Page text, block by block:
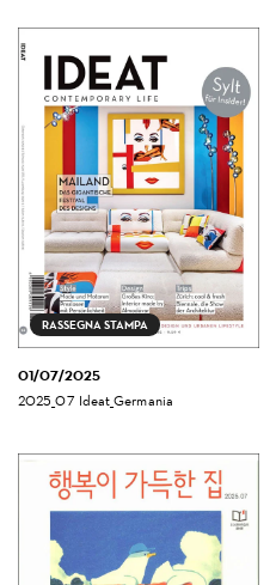
RASSEGNA STAMPA
01/07/2025
2025_07 Ideat_Germania